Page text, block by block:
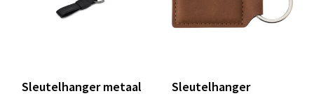
Sleutelhanger metaal
Sleutelhanger